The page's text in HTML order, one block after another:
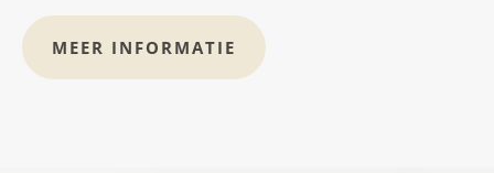
MEER INFORMATIE